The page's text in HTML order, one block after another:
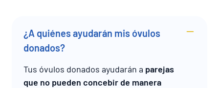
¿A quiénes ayudarán mis óvulos
donados?
Tus óvulos donados ayudarán a parejas
que no pueden concebir de manera